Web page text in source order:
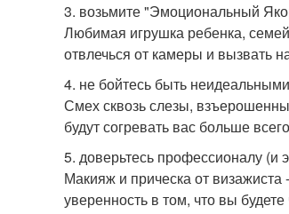
3. возьмите "Эмоциональный
Любимая игрушка ребенка,
отвлечься от камеры и вызвать
4. не бойтесь быть
Смех сквозь слезы,
будут согревать вас больше
5. доверьтесь профессионалу (и
Макияж и прическа от
уверенность в том, что вы